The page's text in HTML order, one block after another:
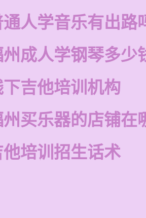
通人学音乐有出路
成人学钢琴多少
下吉他培训机构
买乐器的店铺在
他培训招生话术